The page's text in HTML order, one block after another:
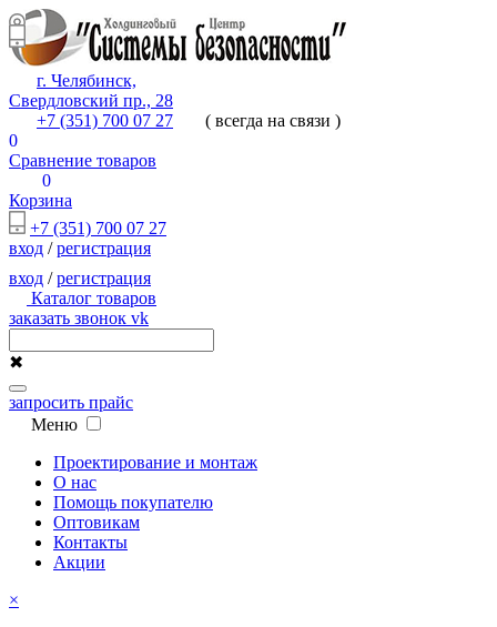
г. Челябинск,
Свердловский пр., 28
+7 (351) 700 07 27
( всегда на связи )
0
Сравнение товаров
0
Корзина
+7 (351) 700 07 27
вход /регистрация
вход /регистрация
Каталог товаров
заказать звонок vk
✖
запросить прайс
Меню
Проектирование и монтаж
О нас
Помощь покупателю
Оптовикам
Контакты
Акции
×